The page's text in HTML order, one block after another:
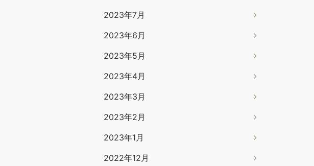
2023年7月
2023年6月
2023年5月
2023年4月
2023年3月
2023年2月
2023年1月
2022年12月